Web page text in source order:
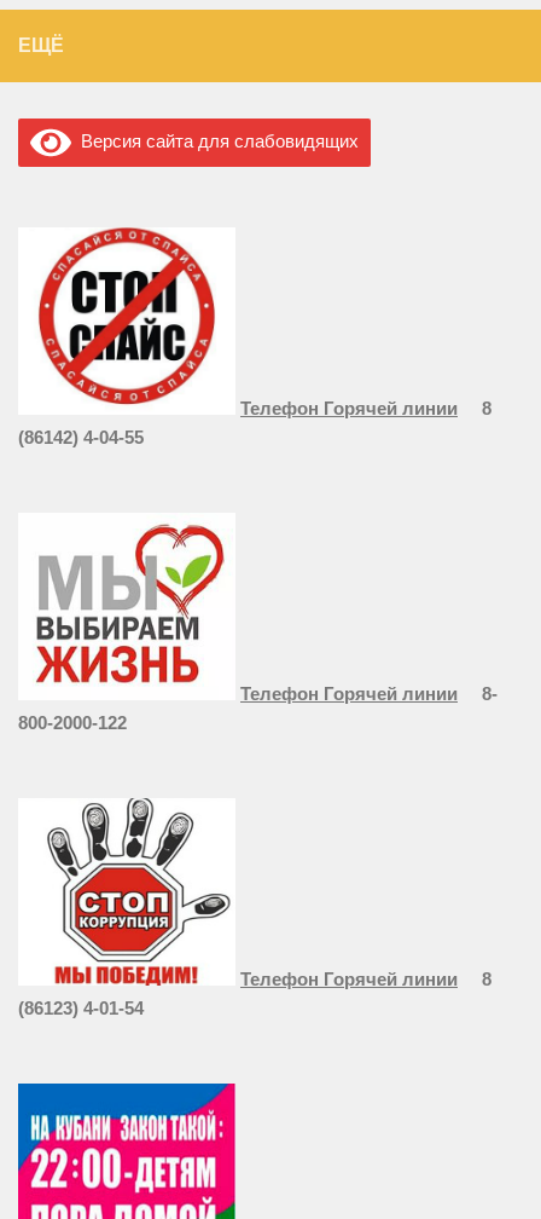
ЕЩЁ
Версия сайта для слабовидящих
Телефон Горячей линии
8
(86142) 4-04-55
Телефон Горячей линии
8-
800-2000-122
Телефон Горячей линии
8
(86123) 4-01-54